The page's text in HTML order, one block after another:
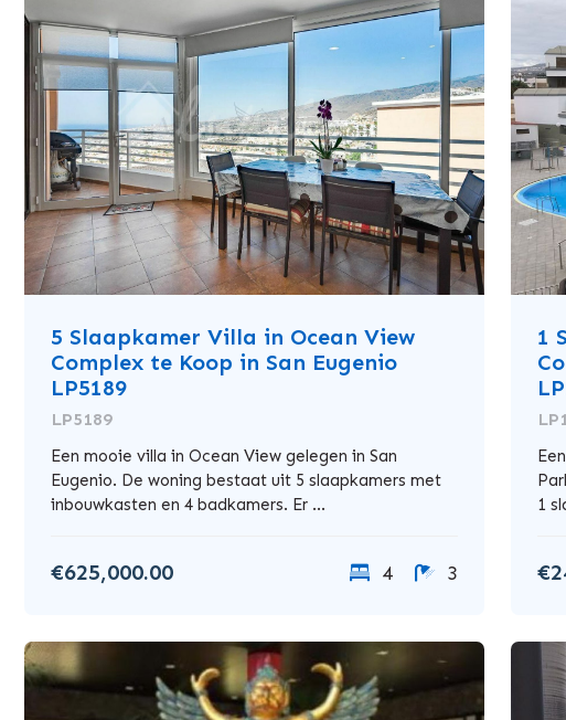
5 Slaapkamer Villa in Ocean View
Complex te Koop in San Eugenio
LP5189
LP5189
Een mooie villa in Ocean View gelegen in San
Eugenio. De woning bestaat uit 5 slaapkamers met
inbouwkasten en 4 badkamers. Er ...
€625,000.00 4 3
1
1